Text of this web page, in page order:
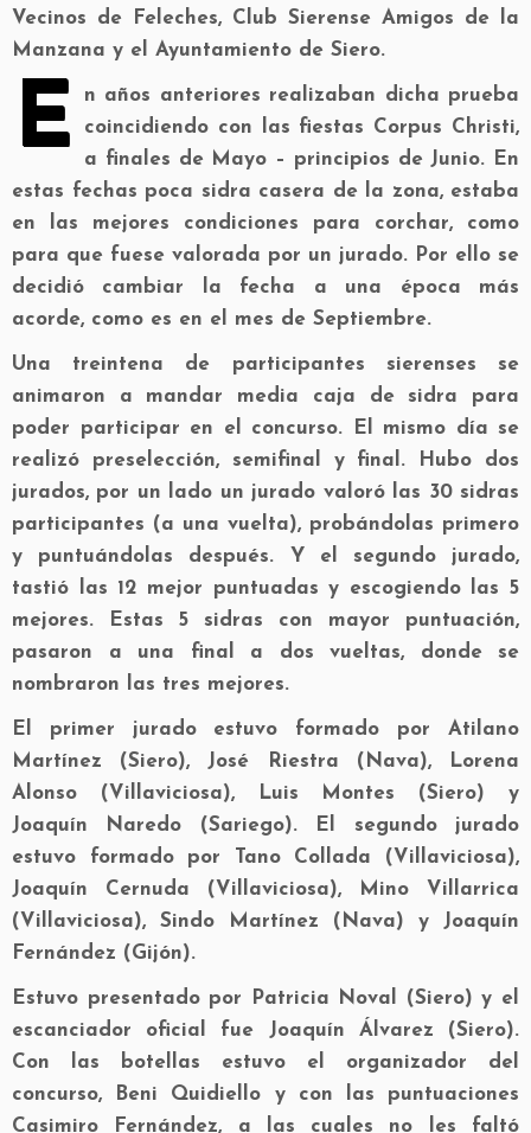
Vecinos de Feleches, Club Sierense Amigos de la
Manzana y el Ayuntamiento de Siero.
E
n años anteriores realizaban dicha prueba
coincidiendo con las fiestas Corpus Christi,
a finales de Mayo – principios de Junio. En
estas fechas poca sidra casera de la zona, estaba
en las mejores condiciones para corchar, como
para que fuese valorada por un jurado. Por ello se
decidió cambiar la fecha a una época más
acorde, como es en el mes de Septiembre.
Una treintena de participantes sierenses se
animaron a mandar media caja de sidra para
poder participar en el concurso. El mismo día se
realizó preselección, semifinal y final. Hubo dos
jurados, por un lado un jurado valoró las 30 sidras
participantes (a una vuelta), probándolas primero
y puntuándolas después. Y el segundo jurado,
tastió las 12 mejor puntuadas y escogiendo las 5
mejores. Estas 5 sidras con mayor puntuación,
pasaron a una final a dos vueltas, donde se
nombraron las tres mejores.
El primer jurado estuvo formado por Atilano
Martínez (Siero), José Riestra (Nava), Lorena
Alonso (Villaviciosa), Luis Montes (Siero) y
Joaquín Naredo (Sariego). El segundo jurado
estuvo formado por Tano Collada (Villaviciosa),
Joaquín Cernuda (Villaviciosa), Mino Villarrica
(Villaviciosa), Sindo Martínez (Nava) y Joaquín
Fernández (Gijón).
Estuvo presentado por Patricia Noval (Siero) y el
escanciador oficial fue Joaquín Álvarez (Siero).
Con las botellas estuvo el organizador del
concurso, Beni Quidiello y con las puntuaciones
Casimiro Fernández, a las cuales no les faltó